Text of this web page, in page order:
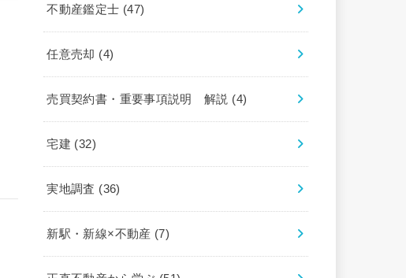
不動産鑑定士 (47)
任意売却 (4)
売買契約書・重要事項説明 解説 (4)
宅建 (32)
実地調査 (36)
新駅・新線×不動産 (7)